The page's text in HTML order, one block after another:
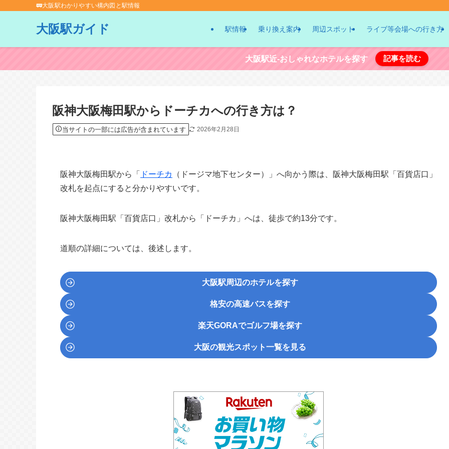
🚃大阪駅わかりやすい構内図と駅情報
大阪駅ガイド 駅情報 乗り換え案内 周辺スポット ライブ等会場への行き方
大阪駅近-おしゃれなホテルを探す 記事を読む
阪神大阪梅田駅からドーチカへの行き方は？
当サイトの一部には広告が含まれています 2026年2月28日
阪神大阪梅田駅から「 ドーチカ
（ドージマ地下センター）」へ向かう際は、阪神大阪梅田駅「百貨店口」
改札を起点にすると分かりやすいです。
阪神大阪梅田駅「百貨店口」改札から「ドーチカ」へは、徒歩で約13分です。
道順の詳細については、後述します。
大阪駅周辺のホテルを探す
格安の高速バスを探す
楽天GORAでゴルフ場を探す
大阪の観光スポット一覧を見る